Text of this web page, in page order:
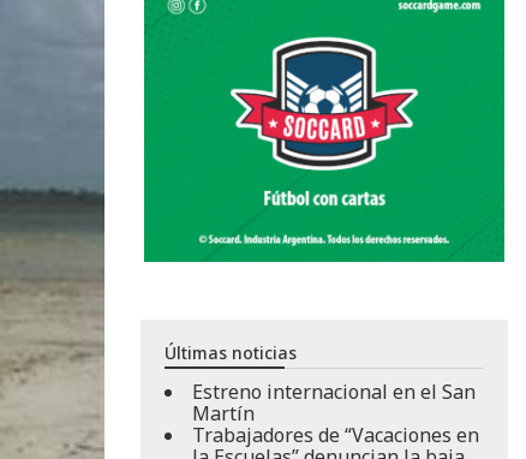
Últimas noticias
Estreno internacional en el San
Martín
Trabajadores de “Vacaciones en